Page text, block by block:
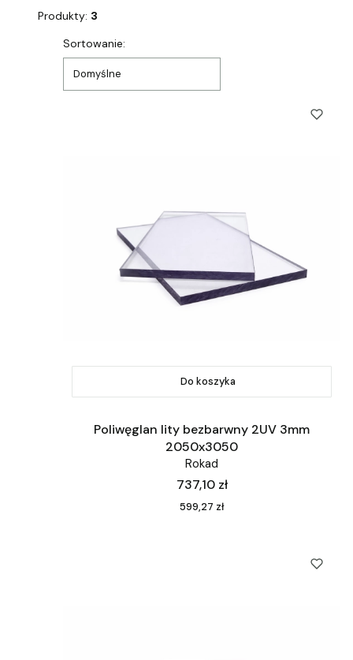
Produkty: 3
Lista produktów
Sortowanie:
Domyślne
Do koszyka
Poliwęglan lity bezbarwny 2UV 3mm
2050x3050
Rokad
Cena
737,10 zł
Cena
599,27 zł